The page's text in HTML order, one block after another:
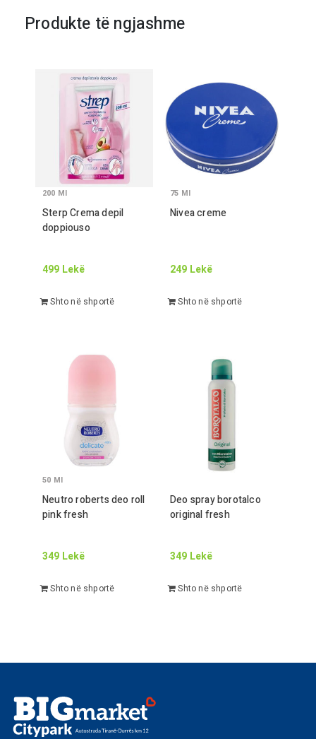
Produkte të ngjashme
Sterp Crema depil
doppiouso
200 Ml
499 Lekë
Shto në shportë
Nivea creme
75 Ml
249 Lekë
Shto në shportë
Neutro roberts deo roll
pink fresh
50 Ml
349 Lekë
Shto në shportë
Deo spray borotalco
original fresh
349 Lekë
Shto në shportë